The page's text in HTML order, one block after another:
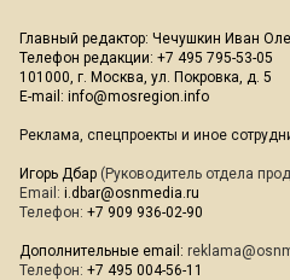
Главный редактор: Чечушкин Иван
Телефон редакции: +7 495 795-53-05
101000, г. Москва, ул. Покровка, д. 5
E-mail: info@mosregion.info
Реклама, спецпроекты и иное
Игорь Дбар (Руководитель отдела
Email: i.dbar@osnmedia.ru
Телефон: +7 909 936-02-90
Дополнительные email:
Телефон: +7 495 004-56-11